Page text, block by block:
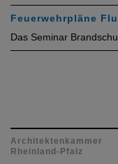
Feuerwehrpläne
Das Seminar
Architektenkammer
Rheinland-Pfalz